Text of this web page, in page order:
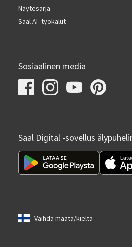
Näytesarja
Saal AI -työkalut
Sosiaalinen media
Saal Digital -sovellus
Vaihda maata/kieltä